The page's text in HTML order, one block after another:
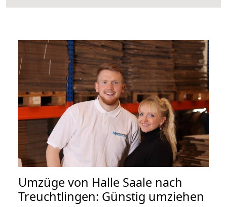
Umzüge von Halle Saale nach
Treuchtlingen: Günstig umziehen